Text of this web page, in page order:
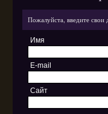
Пожалуйста, введите
Имя
E-mail
Сайт